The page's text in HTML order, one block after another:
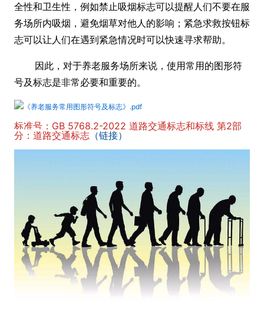
全性和卫生性，例如禁止吸烟标志可以提醒人们不要在服
务场所内吸烟，避免烟草对他人的影响；紧急求救按钮标
志可以让人们在遇到紧急情况时可以快速寻求帮助。
因此，对于养老服务场所来说，使用常用的图形符
号及标志是非常必要和重要的。
《养老服务常用图形符号及标志》.pdf
标准号：GB 5768.2-2022 道路交通标志和标线 第2部
分：道路交通标志 （链接）